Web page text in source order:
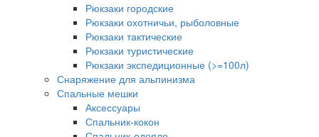
Рюкзаки городские
Рюкзаки охотничьи, рыболовные
Рюкзаки тактические
Рюкзаки туристические
Рюкзаки экспедиционные (>=100л)
Снаряжение для альпинизма
Спальные мешки
Аксессуары
Спальник-кокон